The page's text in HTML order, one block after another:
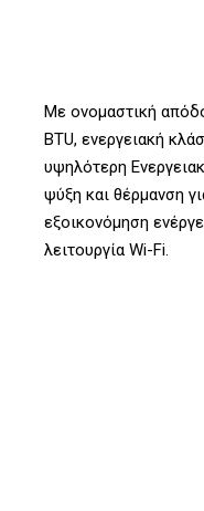
Με ονομαστική
BTU, ενεργειακή
υψηλότερη
ψύξη και θέρμανση
εξοικονόμηση
λειτουργία Wi-Fi.